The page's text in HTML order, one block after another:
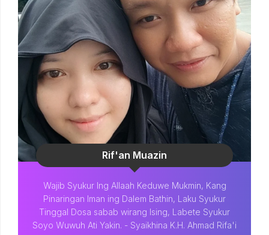
Rif'an Muazin
Wajib Syukur Ing Allaah Keduwe Mukmin, Kang
Pinaringan Iman ing Dalem Bathin, Laku Syukur
Tinggal Dosa sabab wirang Ising, Labete Syukur
Soyo Wuwuh Ati Yakin. - Syaikhina K.H. Ahmad Rifa'i